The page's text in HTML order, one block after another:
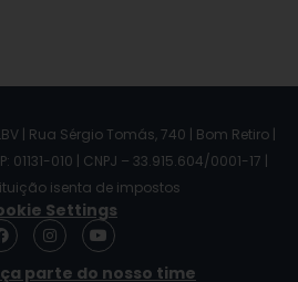
LBV | Rua Sérgio Tomás, 740 | Bom Retiro |
01131-010 | CNPJ – 33.915.604/0001-17 |
isenta de impostos
Settings
F
a
I
n
s
Y
o
parte do nosso time